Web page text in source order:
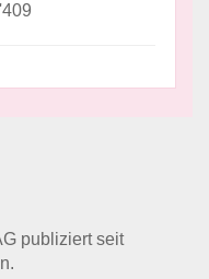
publiziert seit